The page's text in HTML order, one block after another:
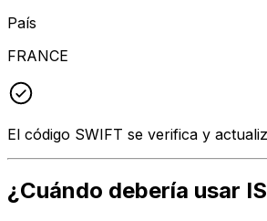
País
FRANCE
El código SWIFT se verifica y
¿Cuándo debería usar